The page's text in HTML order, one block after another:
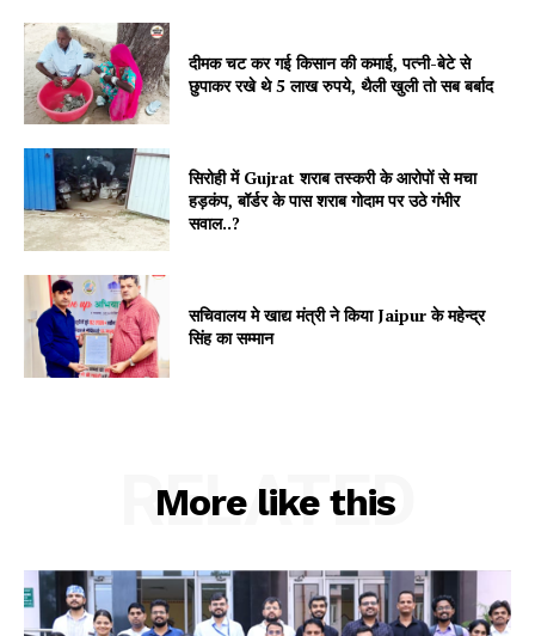
दीमक चट कर गई किसान की कमाई, पत्नी-बेटे से
छुपाकर रखे थे 5 लाख रुपये, थैली खुली तो सब बर्बाद
सिरोही में Gujrat शराब तस्करी के आरोपों से मचा
हड़कंप, बॉर्डर के पास शराब गोदाम पर उठे गंभीर
सवाल..?
सचिवालय मे खाद्य मंत्री ने किया Jaipur के महेन्द्र
सिंह का सम्मान
More like this
RELATED